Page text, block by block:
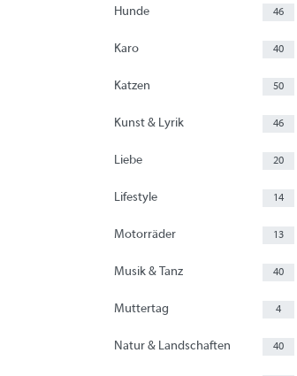
Hunde 46
Karo 40
Katzen 50
Kunst & Lyrik 46
Liebe 20
Lifestyle 14
Motorräder 13
Musik & Tanz 40
Muttertag 4
Natur & Landschaften 40